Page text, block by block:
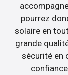
pourrez
solaire en
grande
sécurité en